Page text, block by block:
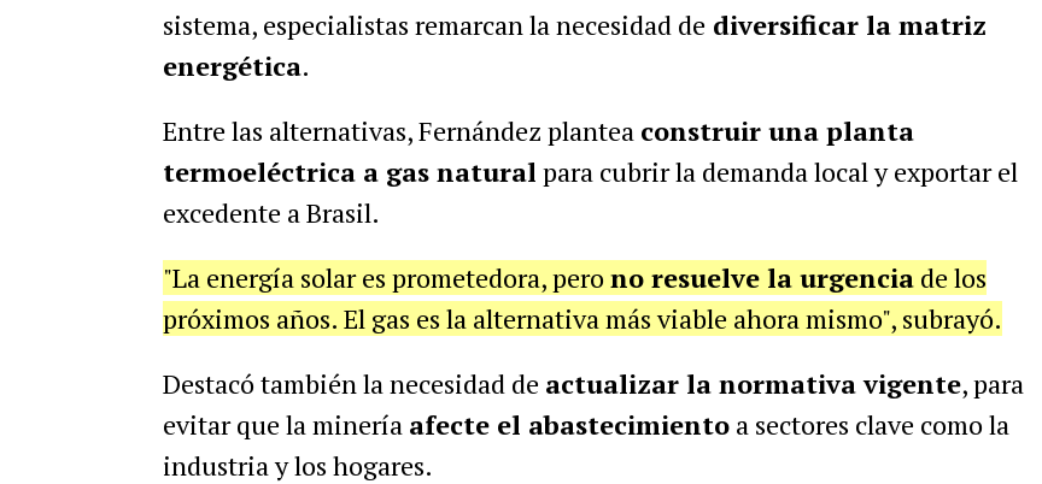
sistema, especialistas remarcan la necesidad de diversificar la matriz
energética.
Entre las alternativas, Fernández plantea construir una planta
termoeléctrica a gas natural para cubrir la demanda local y exportar el
excedente a Brasil.
"La energía solar es prometedora, pero no resuelve la urgenciade los
próximos años. El gas es la alternativa más viable ahora mismo", subrayó.
Destacó también la necesidad de actualizar la normativa vigente, para
evitar que la minería afecte el abastecimientoa sectores clave como la
industria y los hogares.